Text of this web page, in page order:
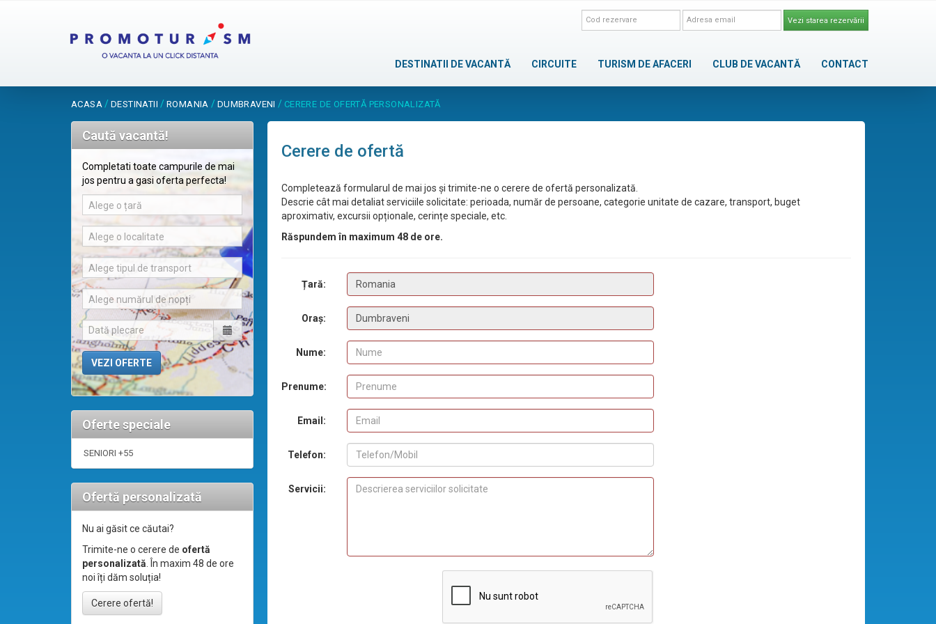
Vezi starea rezervării
DESTINATII DE VACANTĂ CIRCUITE TURISM DE AFACERI CLUB DE VACANTĂ CONTACT
ACASA / DESTINATII / ROMANIA / DUMBRAVENI / CERERE DE OFERTĂ PERSONALIZATĂ
Caută vacantă!
Completati toate campurile de mai
jos pentru a gasi oferta perfecta!
Alege o țară
Alege o localitate
Alege tipul de transport
Alege numărul de nopți
Oferte speciale
SENIORI +55
Ofertă personalizată
Nu ai găsit ce căutai?
Trimite-ne o cerere de ofertă
personalizată. În maxim 48 de ore
noi îți dăm soluția!
Cerere ofertă!
Cerere de ofertă
Completează formularul de mai jos și trimite-ne o cerere de ofertă personalizată.
Descrie cât mai detaliat serviciile solicitate: perioada, număr de persoane, categorie unitate de cazare, transport, buget
aproximativ, excursii opționale, cerințe speciale, etc.
Răspundem în maximum 48 de ore.
Țară:
Oraș:
Nume:
Prenume:
Email:
Telefon:
Servicii: